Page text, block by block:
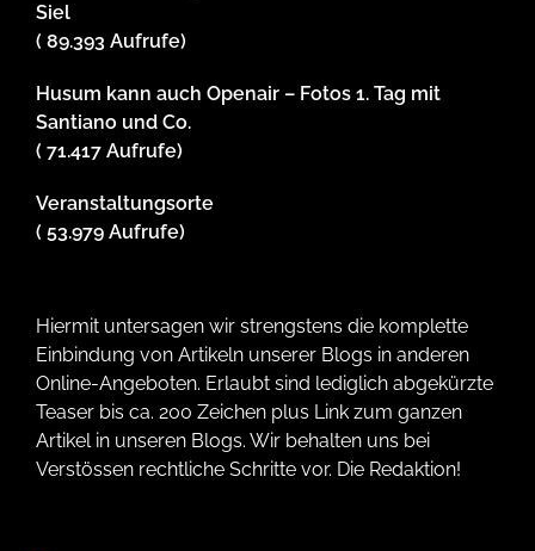
Siel
( 89.393 Aufrufe)
Husum kann auch Openair – Fotos 1. Tag mit
Santiano und Co.
( 71.417 Aufrufe)
Veranstaltungsorte
( 53.979 Aufrufe)
Hiermit untersagen wir strengstens die komplette
Einbindung von Artikeln unserer Blogs in anderen
Online-Angeboten. Erlaubt sind lediglich abgekürzte
Teaser bis ca. 200 Zeichen plus Link zum ganzen
Artikel in unseren Blogs. Wir behalten uns bei
Verstössen rechtliche Schritte vor. Die Redaktion!